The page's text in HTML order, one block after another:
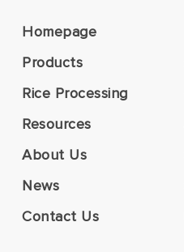
Homepage
Products
Rice Processing
Resources
About Us
News
Contact Us